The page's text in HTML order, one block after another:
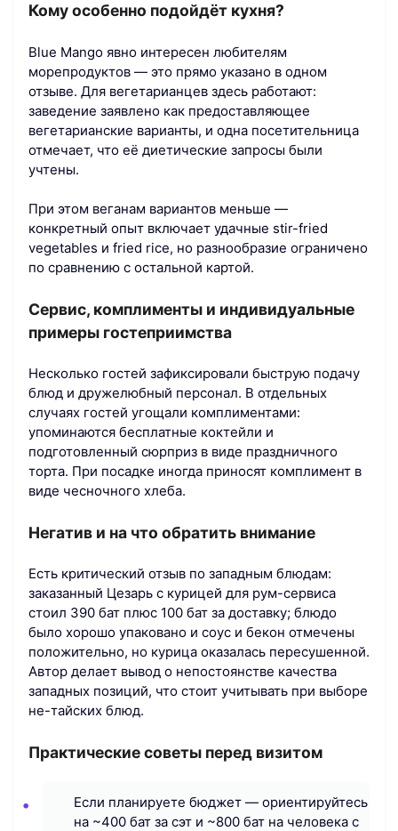
Кому особенно подойдёт кухня?
Blue Mango явно интересен любителям
морепродуктов — это прямо указано в одном
отзыве. Для вегетарианцев здесь работают:
заведение заявлено как предоставляющее
вегетарианские варианты, и одна посетительница
отмечает, что её диетические запросы были
учтены.
При этом веганам вариантов меньше —
конкретный опыт включает удачные stir-fried
vegetables и fried rice, но разнообразие ограничено
по сравнению с остальной картой.
Сервис, комплименты и индивидуальные
примеры гостеприимства
Несколько гостей зафиксировали быструю подачу
блюд и дружелюбный персонал. В отдельных
случаях гостей угощали комплиментами:
упоминаются бесплатные коктейли и
подготовленный сюрприз в виде праздничного
торта. При посадке иногда приносят комплимент в
виде чесночного хлеба.
Негатив и на что обратить внимание
Есть критический отзыв по западным блюдам:
заказанный Цезарь с курицей для рум-сервиса
стоил 390 бат плюс 100 бат за доставку; блюдо
было хорошо упаковано и соус и бекон отмечены
положительно, но курица оказалась пересушенной.
Автор делает вывод о непостоянстве качества
западных позиций, что стоит учитывать при выборе
не-тайских блюд.
Практические советы перед визитом
Если планируете бюджет — ориентируйтесь
на ~400 бат за сэт и ~800 бат на человека с